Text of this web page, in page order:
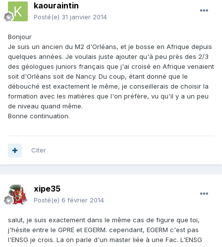
kaouraintin
Posté(e) 31 janvier 2014
Bonjour
Je suis un ancien du M2 d'Orléans, et je bosse en Afrique depuis
quelques années. Je voulais juste ajouter qu'à peu près des 2/3
des géologues juniors français que j'ai croisé en Afrique venaient
soit d'Orléans soit de Nancy. Du coup, étant donné que le
débouché est exactement le même, je conseillerais de choisir la
formation avec les matières que l'on préfère, vu qu'il y a un peu
de niveau quand même.
Bonne continuation.
Citer
xipe35
Posté(e) 6 février 2014
salut, je suis exactement dans le même cas de figure que toi,
j'hésite entre le GPRE et EGERM. cependant, EGERM c'est pas
l'ENSG je crois. La on parle d'un master liée à une Fac. L'ENSG